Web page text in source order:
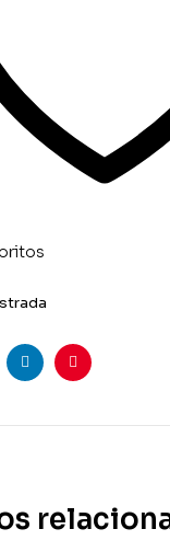
LinkedinPinterest